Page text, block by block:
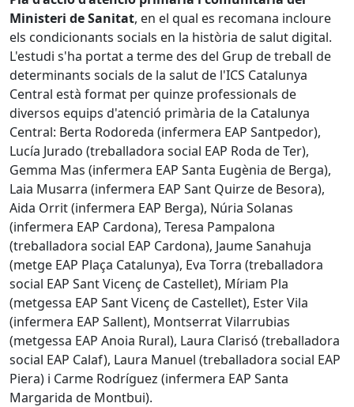
Ministeri de Sanitat, en el qual es recomana incloure
els condicionants socials en la història de salut digital.
L'estudi s'ha portat a terme des del Grup de treball de
determinants socials de la salut de l'ICS Catalunya
Central està format per quinze professionals de
diversos equips d'atenció primària de la Catalunya
Central: Berta Rodoreda (infermera EAP Santpedor),
Lucía Jurado (treballadora social EAP Roda de Ter),
Gemma Mas (infermera EAP Santa Eugènia de Berga),
Laia Musarra (infermera EAP Sant Quirze de Besora),
Aida Orrit (infermera EAP Berga), Núria Solanas
(infermera EAP Cardona), Teresa Pampalona
(treballadora social EAP Cardona), Jaume Sanahuja
(metge EAP Plaça Catalunya), Eva Torra (treballadora
social EAP Sant Vicenç de Castellet), Míriam Pla
(metgessa EAP Sant Vicenç de Castellet), Ester Vila
(infermera EAP Sallent), Montserrat Vilarrubias
(metgessa EAP Anoia Rural), Laura Clarisó (treballadora
social EAP Calaf), Laura Manuel (treballadora social EAP
Piera) i Carme Rodríguez (infermera EAP Santa
Margarida de Montbui).